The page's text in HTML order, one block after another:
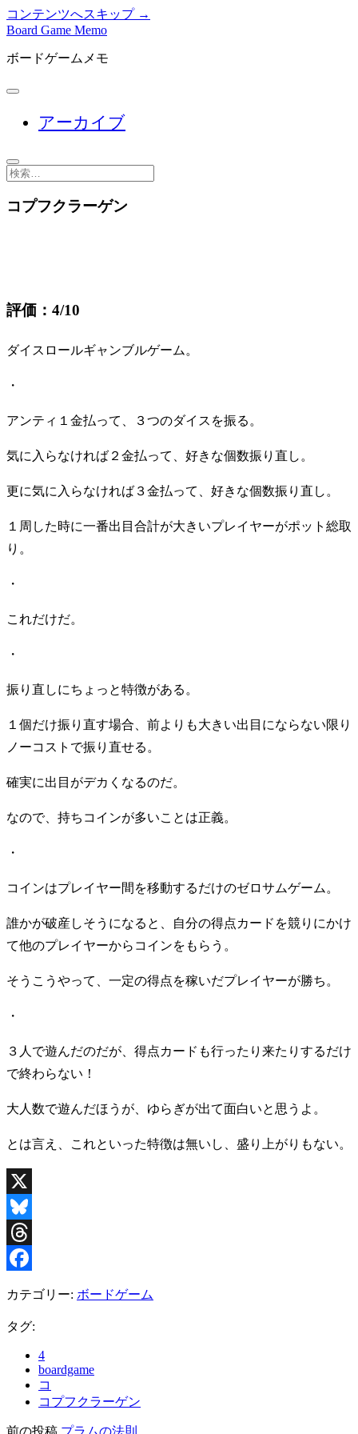
コンテンツへスキップ →
Board Game Memo
ボードゲームメモ
メ
開
く
アーカイブ
検
コプフクラーゲン
評価：4/10
ダイスロールギャンブルゲーム。
・
アンティ１金払って、３つのダイスを振る。
気に入らなければ２金払って、好きな個数振り直し。
更に気に入らなければ３金払って、好きな個数振り直し。
１周した時に一番出目合計が大きいプレイヤーがポット総取
り。
・
これだけだ。
・
振り直しにちょっと特徴がある。
１個だけ振り直す場合、前よりも大きい出目にならない限り
ノーコストで振り直せる。
確実に出目がデカくなるのだ。
なので、持ちコインが多いことは正義。
・
コインはプレイヤー間を移動するだけのゼロサムゲーム。
誰かが破産しそうになると、自分の得点カードを競りにかけ
て他のプレイヤーからコインをもらう。
そうこうやって、一定の得点を稼いだプレイヤーが勝ち。
・
３人で遊んだのだが、得点カードも行ったり来たりするだけ
で終わらない！
大人数で遊んだほうが、ゆらぎが出て面白いと思うよ。
とは言え、これといった特徴は無いし、盛り上がりもない。
X
Bluesky
Threads
カテゴリー: ボードゲーム
タグ:
4
boardgame
コ
コプフクラーゲン